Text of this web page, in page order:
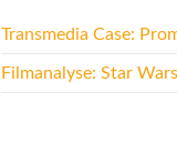
Transmedia Case:
Filmanalyse: Star